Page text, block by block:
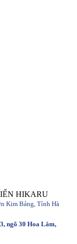
HIKARU
Kim Bảng, Tỉnh Hà
ngõ 30 Hoa Lâm,